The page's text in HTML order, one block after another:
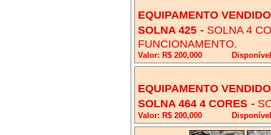
EQUIPAMENTO
SOLNA 425 - SOLNA 4
FUNCIONAMENTO.
Valor: R$ 200,000
EQUIPAMENTO
SOLNA 464 4 CORES -
Valor: R$ 200,000